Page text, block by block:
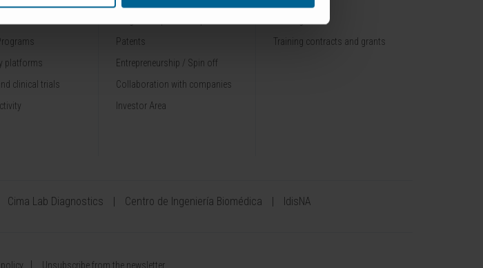
platforms
clinical trials
Patents
Entrepreneurship / Spin off
Collaboration with companies
Investor Area
Training contracts and grants
Cima Lab Diagnostics Centro de Ingeniería Biomédica IdisNA
Unsubscribe from the newsletter